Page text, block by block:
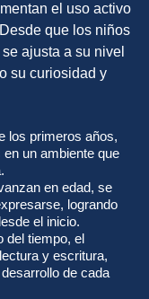
el uso activo
que los niños
ajusta a su nivel
su curiosidad y
los primeros años,
un ambiente que
en edad, se
logrando
el inicio.
del tiempo, el
y escritura,
de cada